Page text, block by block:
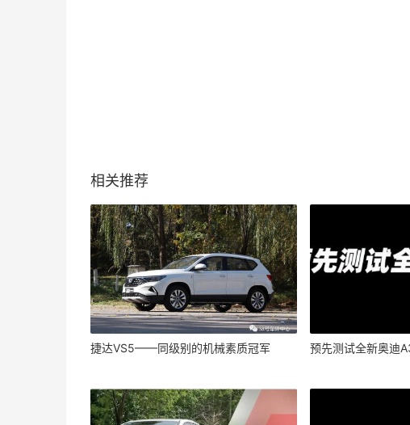
相关推荐
捷达VS5——同级别的机械素质冠军 预先测试全新奥迪